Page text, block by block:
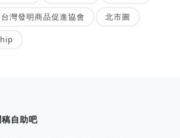
台灣發明商品促進協會 北市圖
自助吧